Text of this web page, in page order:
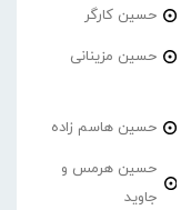
حسین کارگر
حسین مزینانی
حسین هاسم زاده
حسین هرمس و
جاوید